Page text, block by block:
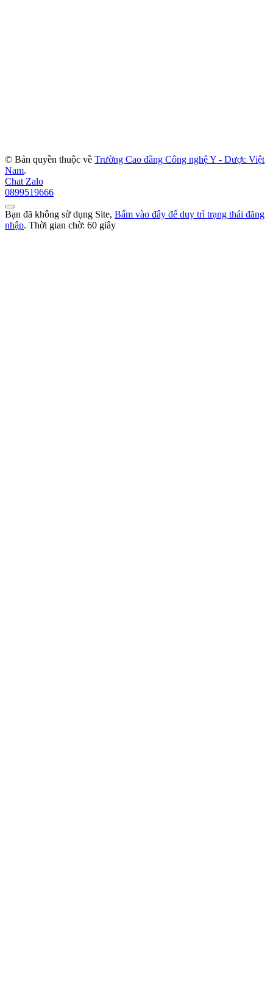
© Bản quyền thuộc về Trường Cao đẳng Công nghệ Y - Dược Việt
Nam.
Chat Zalo
0899519666
Bạn đã không sử dụng Site, Bấm vào đây để duy trì trạng thái đăng
nhập. Thời gian chờ: 60 giây